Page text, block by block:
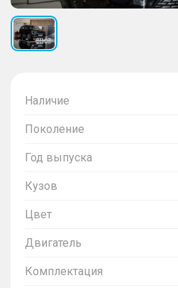
Наличие
Поколение
Год выпуска
Кузов
Цвет
Двигатель
Комплектация